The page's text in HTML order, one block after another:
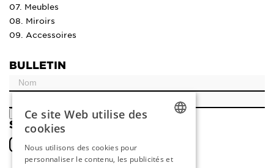
07. Meubles
08. Miroirs
09. Accessoires
BULLETIN
ENREGISTRER
SOCIAL
ENGLISH
Ce site Web utilise des
cookies
Nous utilisons des cookies pour
personnaliser le contenu, les publicités et